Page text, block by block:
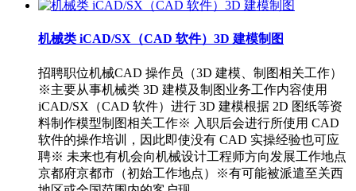
机械类 iCAD/SX（CAD 软件）3D 建模制图
招聘职位机械CAD 操作员（3D 建模、制图相关工作）
※主要从事机械类 3D 建模及制图业务工作内容使用
iCAD/SX（CAD 软件）进行 3D 建模根据 2D 图纸等资
料制作模型制图相关工作※ 入职后会进行所使用 CAD
软件的操作培训，因此即使没有 CAD 实操经验也可应
聘※ 未来也有机会向机械设计工程师方向发展工作地点
京都府京都市（初始工作地点）※有可能被派遣至关西